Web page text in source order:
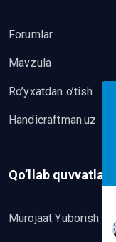
Forumlar
Mavzula
Ro’yxatdan o’tish
Handicraftman.uz
Qo’llab quvvatlash
Murojaat Yuborish